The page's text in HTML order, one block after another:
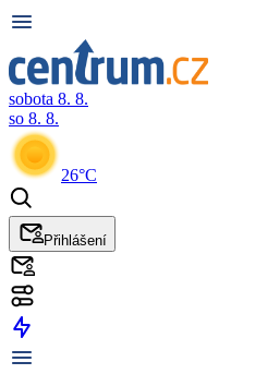
sobota 8. 8.
so 8. 8.
26°C
Přihlášení